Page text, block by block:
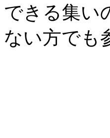
できる集い
ない方でも